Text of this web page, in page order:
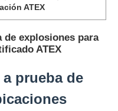
ATEX
de explosiones para
ATEX
prueba de